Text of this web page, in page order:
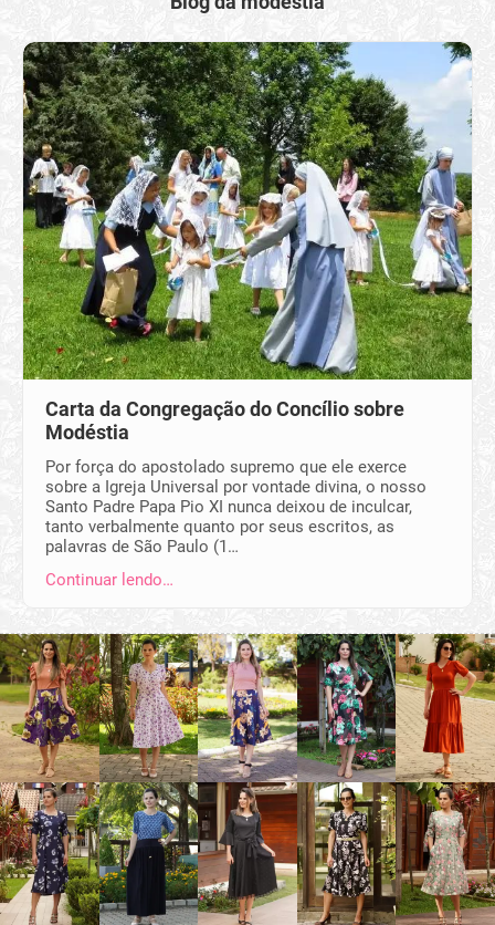
Carta da Congregação do Concílio sobre
Modéstia
Por força do apostolado supremo que ele exerce
sobre a Igreja Universal por vontade divina, o nosso
Santo Padre Papa Pio XI nunca deixou de inculcar,
tanto verbalmente quanto por seus escritos, as
palavras de São Paulo (1…
Continuar lendo…